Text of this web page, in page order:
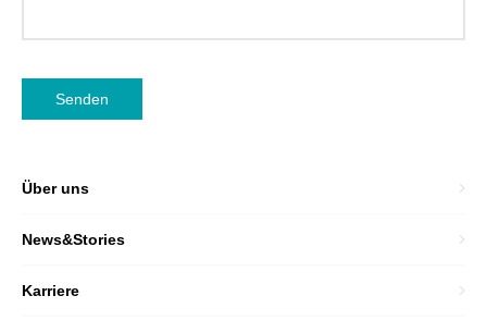
Senden
Über uns
News&Stories
Karriere